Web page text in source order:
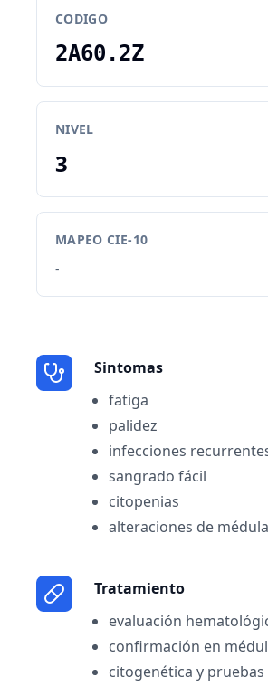
CODIGO
2A60.2Z
NIVEL
3
MAPEO CIE-10
-
Sintomas
fatiga
palidez
infecciones
sangrado fácil
citopenias
alteraciones de
Tratamiento
evaluación
confirmación en
citogenética y